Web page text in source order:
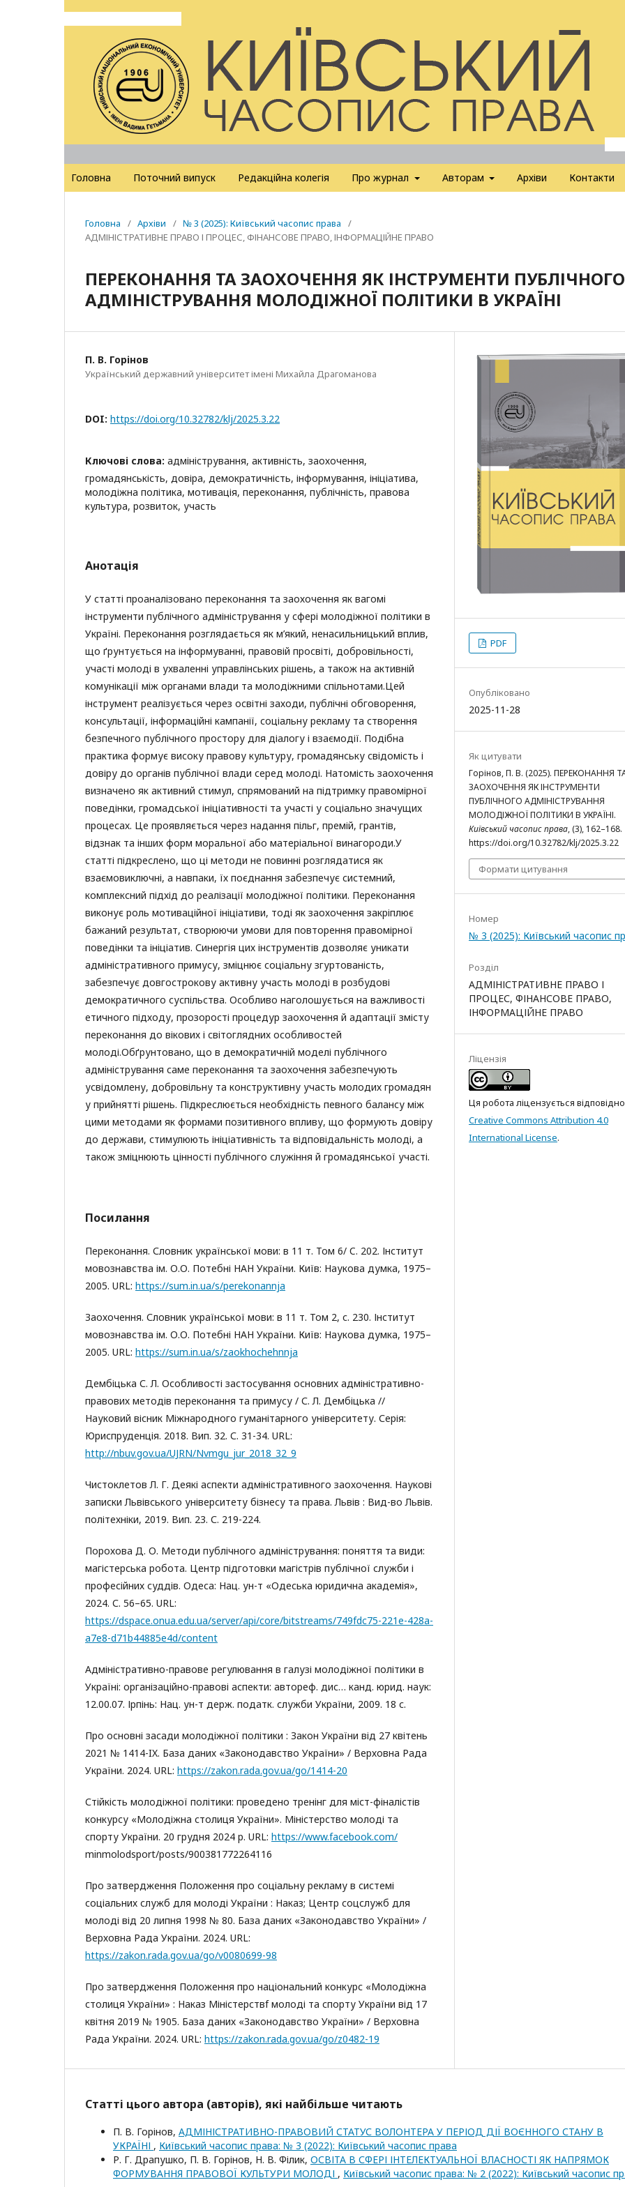
Головна Поточний випуск Редакційна колегія Про журнал Авторам Архіви Контакти
Головна / Архіви / № 3 (2025): Київський часопис права
/
АДМІНІСТРАТИВНЕ ПРАВО І ПРОЦЕС, ФІНАНСОВЕ ПРАВО, ІНФОРМАЦІЙНЕ ПРАВО
ПЕРЕКОНАННЯ ТА ЗАОХОЧЕННЯ ЯК ІНСТРУМЕНТИ ПУБЛІЧНОГО
АДМІНІСТРУВАННЯ МОЛОДІЖНОЇ ПОЛІТИКИ В УКРАЇНІ
П. В. Горінов
Український державний університет імені Михайла Драгоманова
DOI: https://doi.org/10.32782/klj/2025.3.22
Ключові слова: адміністрування, активність, заохочення,
громадянськість, довіра, демократичність, інформування, ініціатива,
молодіжна політика, мотивація, переконання, публічність, правова
культура, розвиток, участь
Анотація
У статті проаналізовано переконання та заохочення як вагомі
інструменти публічного адміністрування у сфері молодіжної політики в
Україні. Переконання розглядається як м’який, ненасильницький вплив,
що ґрунтується на інформуванні, правовій просвіті, добровільності,
участі молоді в ухваленні управлінських рішень, а також на активній
комунікації між органами влади та молодіжними спільнотами.Цей
інструмент реалізується через освітні заходи, публічні обговорення,
консультації, інформаційні кампанії, соціальну рекламу та створення
безпечного публічного простору для діалогу і взаємодії. Подібна
практика формує високу правову культуру, громадянську свідомість і
довіру до органів публічної влади серед молоді. Натомість заохочення
визначено як активний стимул, спрямований на підтримку правомірної
поведінки, громадської ініціативності та участі у соціально значущих
процесах. Це проявляється через надання пільг, премій, грантів,
відзнак та інших форм моральної або матеріальної винагороди.У
статті підкреслено, що ці методи не повинні розглядатися як
взаємовиключні, а навпаки, їх поєднання забезпечує системний,
комплексний підхід до реалізації молодіжної політики. Переконання
виконує роль мотиваційної ініціативи, тоді як заохочення закріплює
бажаний результат, створюючи умови для повторення правомірної
поведінки та ініціатив. Синергія цих інструментів дозволяє уникати
адміністративного примусу, зміцнює соціальну згуртованість,
забезпечує довгострокову активну участь молоді в розбудові
демократичного суспільства. Особливо наголошується на важливості
етичного підходу, прозорості процедур заохочення й адаптації змісту
переконання до вікових і світоглядних особливостей
молоді.Обґрунтовано, що в демократичній моделі публічного
адміністрування саме переконання та заохочення забезпечують
усвідомлену, добровільну та конструктивну участь молодих громадян
у прийнятті рішень. Підкреслюється необхідність певного балансу між
цими методами як формами позитивного впливу, що формують довіру
до держави, стимулюють ініціативність та відповідальність молоді, а
також зміцнюють цінності публічного служіння й громадянської участі.
Посилання
Переконання. Словник української мови: в 11 т. Том 6/ C. 202. Інститут
мовознавства ім. О.О. Потебні НАН України. Київ: Наукова думка, 1975–
2005. URL: https://sum.in.ua/s/perekonannja
Заохочення. Словник української мови: в 11 т. Том 2, с. 230. Інститут
мовознавства ім. О.О. Потебні НАН України. Київ: Наукова думка, 1975–
2005. URL: https://sum.in.ua/s/zaokhochehnnja
Дембіцька С. Л. Особливості застосування основних адміністративно-
правових методів переконання та примусу / С. Л. Дембіцька //
Науковий вісник Міжнародного гуманітарного університету. Серія:
Юриспруденція. 2018. Вип. 32. С. 31-34. URL:
http://nbuv.gov.ua/UJRN/Nvmgu_jur_2018_32_9
Чистоклетов Л. Г. Деякі аспекти адміністративного заохочення. Наукові
записки Львівського університету бізнесу та права. Львів : Вид-во Львів.
політехніки, 2019. Вип. 23. С. 219-224.
Порохова Д. О. Методи публічного адміністрування: поняття та види:
магістерська робота. Центр підготовки магістрів публічної служби і
професійних суддів. Одеса: Нац. ун-т «Одеська юридична академія»,
2024. С. 56–65. URL:
https://dspace.onua.edu.ua/server/api/core/bitstreams/749fdc75-221e-428a-
a7e8-d71b44885e4d/content
Адміністративно-правове регулювання в галузі молодіжної політики в
Україні: організаційно-правові аспекти: автореф. дис… канд. юрид. наук:
12.00.07. Ірпінь: Нац. ун-т держ. податк. служби України, 2009. 18 с.
Про основні засади молодіжної політики : Закон України від 27 квітень
2021 № 1414-IX. База даних «Законодавство України» / Верховна Рада
України. 2024. URL: https://zakon.rada.gov.ua/go/1414-20
Стійкість молодіжної політики: проведено тренінг для міст-фіналістів
конкурсу «Молодіжна столиця України». Міністерство молоді та
спорту України. 20 грудня 2024 р. URL: https://www.facebook.com/
minmolodsport/posts/900381772264116
Про затвердження Положення про соціальну рекламу в системі
соціальних служб для молоді України : Наказ; Центр соцслужб для
молоді від 20 липня 1998 № 80. База даних «Законодавство України» /
Верховна Рада України. 2024. URL:
https://zakon.rada.gov.ua/go/v0080699-98
Про затвердження Положення про національний конкурс «Молодіжна
столиця України» : Наказ Міністерствf молоді та спорту України від 17
квітня 2019 № 1905. База даних «Законодавство України» / Верховна
Рада України. 2024. URL: https://zakon.rada.gov.ua/go/z0482-19
PDF
Опубліковано
2025-11-28
Як цитувати
Горінов, П. В. (2025). ПЕРЕКОНАННЯ
ЗАОХОЧЕННЯ ЯК ІНСТРУМЕНТИ
ПУБЛІЧНОГО АДМІНІСТРУВАННЯ
МОЛОДІЖНОЇ ПОЛІТИКИ В УКРАЇНІ.
Київський часопис права, (3), 162–168.
https://doi.org/10.32782/klj/2025.3.22
Формати цитування
Номер
№ 3 (2025): Київський часопис
Розділ
АДМІНІСТРАТИВНЕ ПРАВО І
ПРОЦЕС, ФІНАНСОВЕ ПРАВО,
ІНФОРМАЦІЙНЕ ПРАВО
Ліцензія
Ця робота ліцензується
Creative Commons Attribution 4.0
International License.
Статті цього автора (авторів), які найбільше читають
П. В. Горінов, АДМІНІСТРАТИВНО-ПРАВОВИЙ СТАТУС ВОЛОНТЕРА У ПЕРІОД ДІЇ ВОЄННОГО СТАНУ В
УКРАЇНІ , Київський часопис права: № 3 (2022): Київський часопис права
Р. Г. Драпушко, П. В. Горінов, Н. В. Філик, ОСВІТА В СФЕРІ ІНТЕЛЕКТУАЛЬНОЇ ВЛАСНОСТІ ЯК НАПРЯМОК
ФОРМУВАННЯ ПРАВОВОЇ КУЛЬТУРИ МОЛОДІ , Київський часопис права: № 2 (2022): Київський часопис